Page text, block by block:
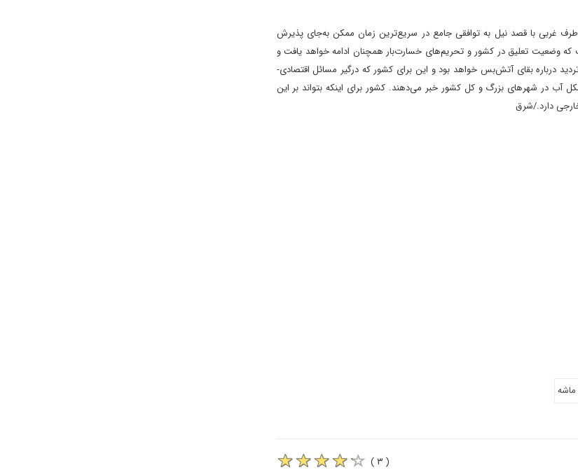
غربی با قصد نیل به توافقی جامع در سریع‌ترین زمان ممکن به‌جای پذیرش
وضعیت تعلیق در کشور و تحریم‌های خسارت‌بار همچنان ادامه خواهد یافت و
درباره بقای آتش‌بس خواهد بود و این برای کشور که درگیر مسائل اقتصادی-
در شهرهای بزرگ و کل کشور خبر می‌دهند. کشور برای اینکه بتواند بر این
دارد./شرق
( ۳ )